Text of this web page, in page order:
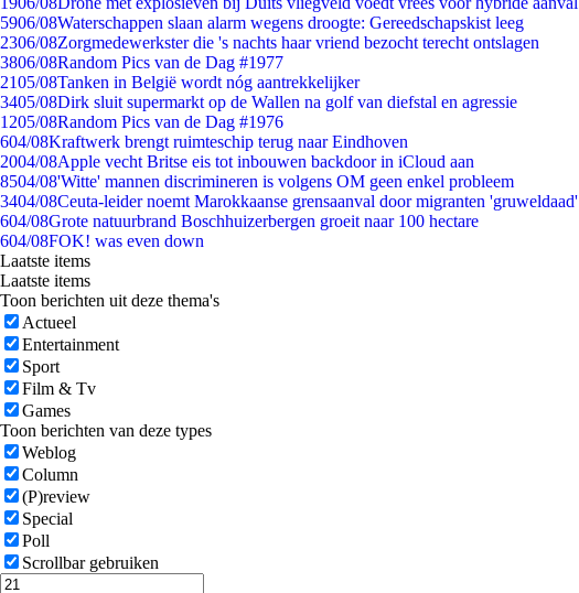
5906/08Waterschappen slaan alarm wegens droogte: Gereedschapskist leeg
2306/08Zorgmedewerkster die 's nachts haar vriend bezocht terecht ontslagen
3806/08Random Pics van de Dag #1977
2105/08Tanken in België wordt nóg aantrekkelijker
3405/08Dirk sluit supermarkt op de Wallen na golf van diefstal en agressie
1205/08Random Pics van de Dag #1976
604/08Kraftwerk brengt ruimteschip terug naar Eindhoven
2004/08Apple vecht Britse eis tot inbouwen backdoor in iCloud aan
8504/08'Witte' mannen discrimineren is volgens OM geen enkel probleem
3404/08Ceuta-leider noemt Marokkaanse grensaanval door migranten 'gruweldaad'
604/08Grote natuurbrand Boschhuizerbergen groeit naar 100 hectare
604/08FOK! was even down
Laatste items
Laatste items
Toon berichten uit deze thema's
Actueel
Entertainment
Sport
Film & Tv
Games
Toon berichten van deze types
Weblog
Column
(P)review
Special
Poll
Scrollbar gebruiken